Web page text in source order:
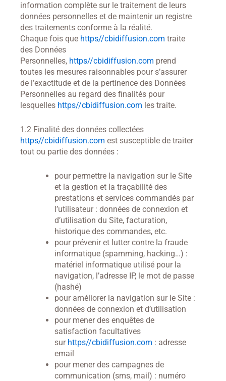
information complète sur le traitement de leurs
données personnelles et de maintenir un registre
des traitements conforme à la réalité.
Chaque fois que https//cbidiffusion.com traite
des Données
Personnelles, https//cbidiffusion.com prend
toutes les mesures raisonnables pour s’assurer
de l’exactitude et de la pertinence des Données
Personnelles au regard des finalités pour
lesquelles https//cbidiffusion.com les traite.
1.2 Finalité des données collectées
https//cbidiffusion.com est susceptible de traiter
tout ou partie des données :
pour permettre la navigation sur le Site
et la gestion et la traçabilité des
prestations et services commandés par
l’utilisateur : données de connexion et
d’utilisation du Site, facturation,
historique des commandes, etc.
pour prévenir et lutter contre la fraude
informatique (spamming, hacking…) :
matériel informatique utilisé pour la
navigation, l’adresse IP, le mot de passe
(hashé)
pour améliorer la navigation sur le Site :
données de connexion et d’utilisation
pour mener des enquêtes de
satisfaction facultatives
sur https//cbidiffusion.com : adresse
email
pour mener des campagnes de
communication (sms, mail) : numéro